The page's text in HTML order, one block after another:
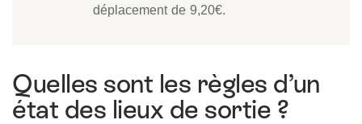
déplacement de 9,20€.
Quelles sont les règles d’un
état des lieux de sortie ?